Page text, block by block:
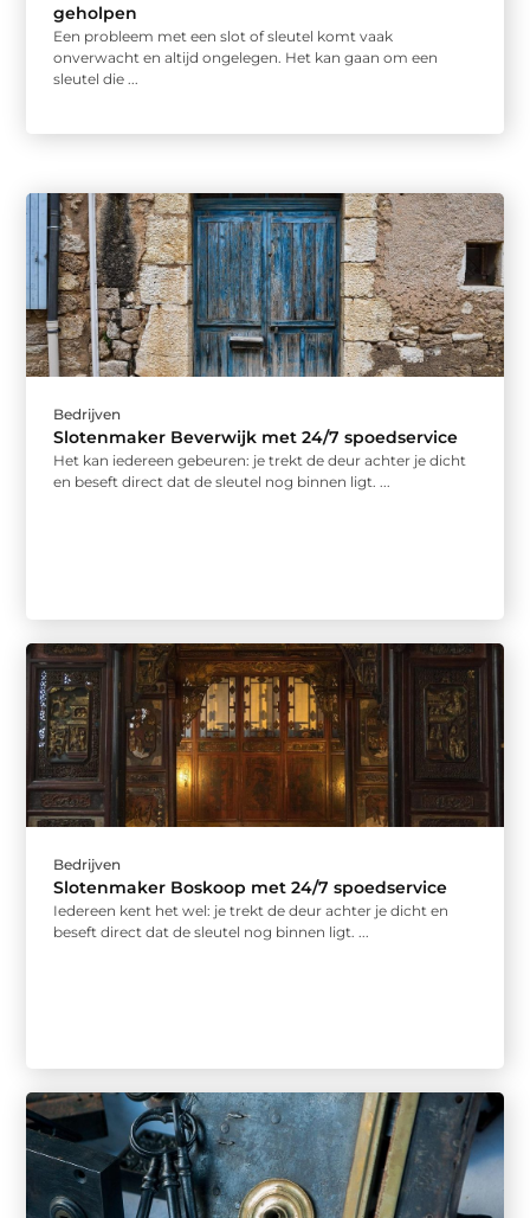
geholpen
Een probleem met een slot of sleutel komt vaak
onverwacht en altijd ongelegen. Het kan gaan om een
sleutel die ...
Bedrijven
Slotenmaker Beverwijk met 24/7 spoedservice
Het kan iedereen gebeuren: je trekt de deur achter je dicht
en beseft direct dat de sleutel nog binnen ligt. ...
Bedrijven
Slotenmaker Boskoop met 24/7 spoedservice
Iedereen kent het wel: je trekt de deur achter je dicht en
beseft direct dat de sleutel nog binnen ligt. ...